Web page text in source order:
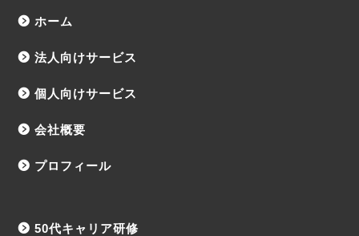
ホーム
法人向けサービス
個人向けサービス
会社概要
プロフィール
50代キャリア研修